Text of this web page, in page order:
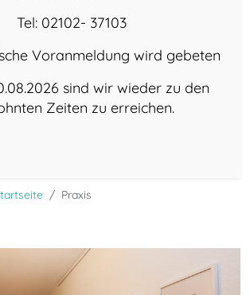
Tel: 02102- 37103
Voranmeldung wird gebeten
sind wir wieder zu den
Zeiten zu erreichen.
Praxis